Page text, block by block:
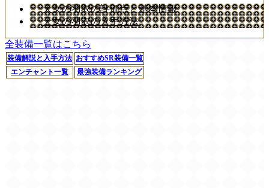
天女の羽衣の評価点と基本情報
天女の羽衣の入手方法
全装備一覧はこちら
装備解説と入手方法 おすすめSR装備一覧
エンチャント一覧
最強装備ランキング